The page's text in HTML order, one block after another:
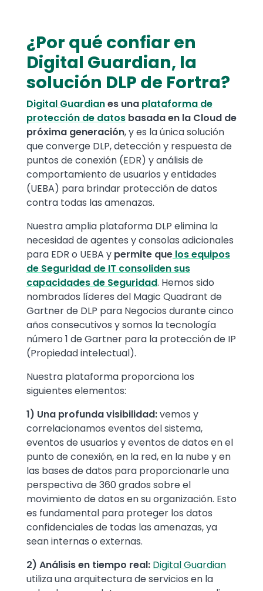
¿Por qué confiar en
Digital Guardian, la
solución DLP de Fortra?
Digital Guardianes una plataforma de
protección de datos basada en la Cloud de
próxima generación, y es la única solución
que converge DLP, detección y respuesta de
puntos de conexión (EDR) y análisis de
comportamiento de usuarios y entidades
(UEBA) para brindar protección de datos
contra todas las amenazas.
Nuestra amplia plataforma DLP elimina la
necesidad de agentes y consolas adicionales
para EDR o UEBA y permite que los equipos
de Seguridad de IT consoliden sus
capacidades de Seguridad. Hemos sido
nombrados líderes del Magic Quadrant de
Gartner de DLP para Negocios durante cinco
años consecutivos y somos la tecnología
número 1 de Gartner para la protección de IP
(Propiedad intelectual).
Nuestra plataforma proporciona los
siguientes elementos:
1) Una profunda visibilidad:vemos y
correlacionamos eventos del sistema,
eventos de usuarios y eventos de datos en el
punto de conexión, en la red, en la nube y en
las bases de datos para proporcionarle una
perspectiva de 360 grados sobre el
movimiento de datos en su organización. Esto
es fundamental para proteger los datos
confidenciales de todas las amenazas, ya
sean internas o externas.
2) Análisis en tiempo real: Digital Guardian
utiliza una arquitectura de servicios en la